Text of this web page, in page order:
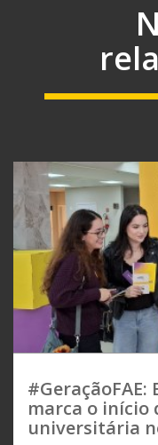
marca o
universitária